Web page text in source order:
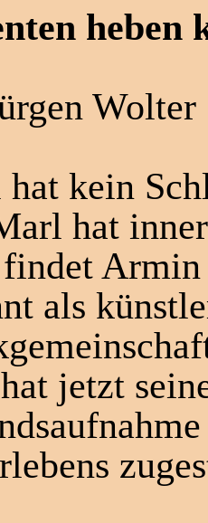
heben
Wolter
kein
hat
als
jetzt